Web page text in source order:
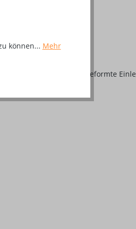
ergonomisch geformte
können... Mehr